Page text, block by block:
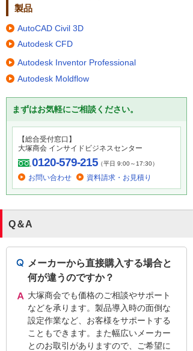
製品
AutoCAD Civil 3D
Autodesk CFD
Autodesk Inventor Professional
Autodesk Moldflow
まずはお気軽にご相談ください。
【総合受付窓口】
大塚商会 インサイドビジネスセンター
0120-579-215（平日 9:00～17:30）
お問い合わせ 資料請求・お見積り
Q＆A
メーカーから直接購入する場合と
何が違うのですか？
大塚商会でも価格のご相談やサポート
などを承ります。製品導入時の面倒な
設定作業など、お客様をサポートする
こともできます。また幅広いメーカー
とのお取引がありますので、ご希望に